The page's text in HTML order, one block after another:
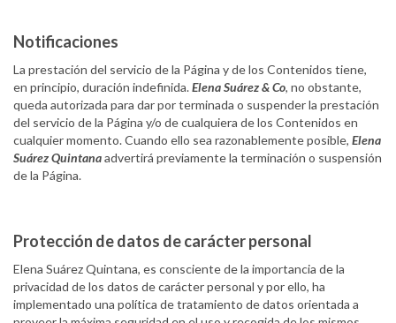
Notificaciones
La prestación del servicio de la Página y de los Contenidos tiene,
en principio, duración indefinida.Elena Suárez & Co, no obstante,
queda autorizada para dar por terminada o suspender la prestación
del servicio de la Página y/o de cualquiera de los Contenidos en
cualquier momento. Cuando ello sea razonablemente posible, Elena
Suárez Quintanaadvertirá previamente la terminación o suspensión
de la Página.
Protección de datos de carácter personal
Elena Suárez Quintana, es consciente de la importancia de la
privacidad de los datos de carácter personal y por ello, ha
implementado una política de tratamiento de datos orientada a